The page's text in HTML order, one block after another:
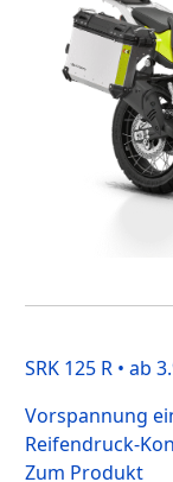
SRK 125 R • ab
Vorspannung
Reifendruck-
Zum Produkt